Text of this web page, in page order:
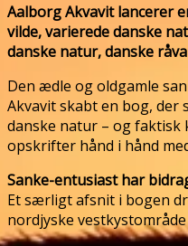
Aalborg Akvavit lancerer
vilde, varierede danske
danske natur, danske
Den ædle og oldgamle
Akvavit skabt en bog, der
danske natur – og faktisk
opskrifter hånd i hånd
Sanke-entusiast har
Et særligt afsnit i bogen
nordjyske